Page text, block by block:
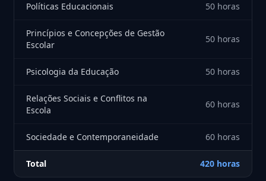
Políticas Educacionais 50 horas
Princípios e Concepções de Gestão
Escolar
50 horas
Psicologia da Educação 50 horas
Relações Sociais e Conflitos na
Escola
60 horas
Sociedade e Contemporaneidade 60 horas
Total 420 horas